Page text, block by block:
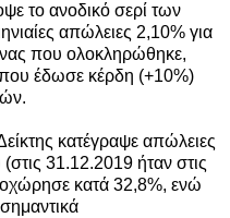
το ανοδικό σερί των
απώλειες 2,10% για
που ολοκληρώθηκε,
έδωσε κέρδη (+10%)
κατέγραψε απώλειες
(στις 31.12.2019 ήταν στις
κατά 32,8%, ενώ
σημαντικά